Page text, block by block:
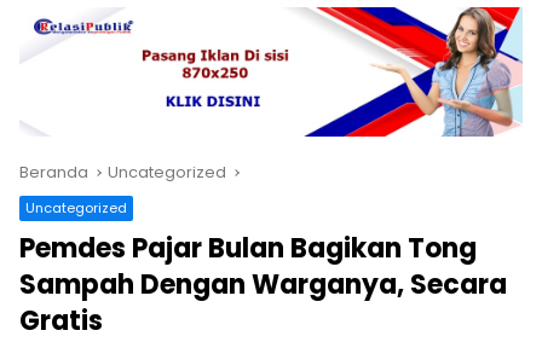
Beranda Uncategorized
Uncategorized
Pemdes Pajar Bulan Bagikan Tong
Sampah Dengan Warganya, Secara
Gratis